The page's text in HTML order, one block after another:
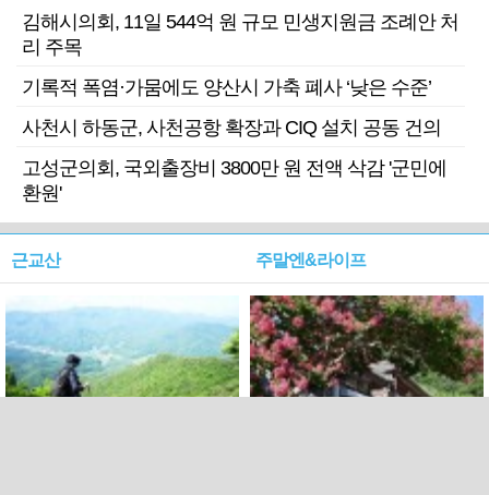
김해시의회, 11일 544억 원 규모 민생지원금 조례안 처
리 주목
기록적 폭염·가뭄에도 양산시 가축 폐사 ‘낮은 수준’
사천시 하동군, 사천공항 확장과 CIQ 설치 공동 건의
고성군의회, 국외출장비 3800만 원 전액 삭감 '군민에
환원'
근교산 주말엔&라이프